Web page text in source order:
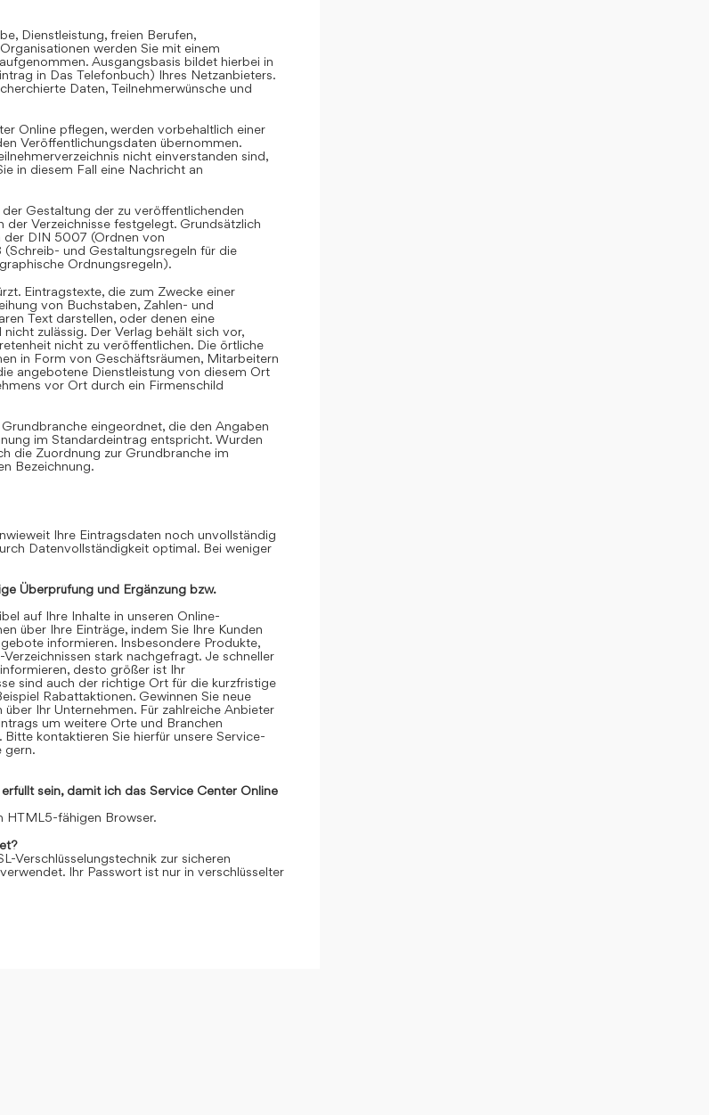
Dienstleistung, freien Berufen,
werden Sie mit einem
Ausgangsbasis bildet hierbei in
in Das Telefonbuch) Ihres Netzanbieters.
Daten, Teilnehmerwünsche und
Online pflegen, werden vorbehaltlich einer
Veröffentlichungsdaten übernommen.
nicht einverstanden sind,
in diesem Fall eine Nachricht an
Gestaltung der zu veröffentlichenden
Verzeichnisse festgelegt. Grundsätzlich
der DIN 5007 (Ordnen von
und Gestaltungsregeln für die
Ordnungsregeln).
Eintragstexte, die zum Zwecke einer
von Buchstaben, Zahlen- und
Text darstellen, oder denen eine
zulässig. Der Verlag behält sich vor,
nicht zu veröffentlichen. Die örtliche
in Form von Geschäftsräumen, Mitarbeitern
angebotene Dienstleistung von diesem Ort
vor Ort durch ein Firmenschild
eingeordnet, die den Angaben
im Standardeintrag entspricht. Wurden
die Zuordnung zur Grundbranche im
Bezeichnung.
Ihre Eintragsdaten noch unvollständig
Datenvollständigkeit optimal. Bei weniger
Überprüfung und Ergänzung bzw.
auf Ihre Inhalte in unseren Online-
über Ihre Einträge, indem Sie Ihre Kunden
informieren. Insbesondere Produkte,
stark nachgefragt. Je schneller
desto größer ist Ihr
sind auch der richtige Ort für die kurzfristige
Rabattaktionen. Gewinnen Sie neue
Ihr Unternehmen. Für zahlreiche Anbieter
um weitere Orte und Branchen
kontaktieren Sie hierfür unsere Service-
gern.
sein, damit ich das Service Center Online
HTML5-fähigen Browser.
Verschlüsselungstechnik zur sicheren
Ihr Passwort ist nur in verschlüsselter